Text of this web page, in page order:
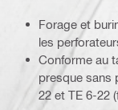
Forage et
les
Conforme au
presque sans
22 et TE 6-22